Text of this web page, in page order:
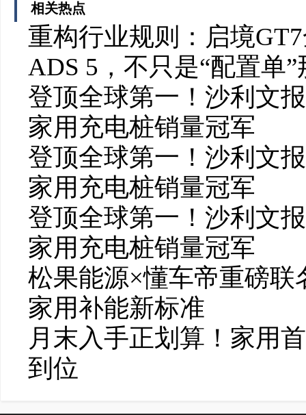
相关热点
重构行业规则：启境
ADS 5，不只是“配置单
登顶全球第一！沙利文
家用充电桩销量冠军
登顶全球第一！沙利文
家用充电桩销量冠军
登顶全球第一！沙利文
家用充电桩销量冠军
松果能源×懂车帝重磅
家用补能新标准
月末入手正划算！家用
到位